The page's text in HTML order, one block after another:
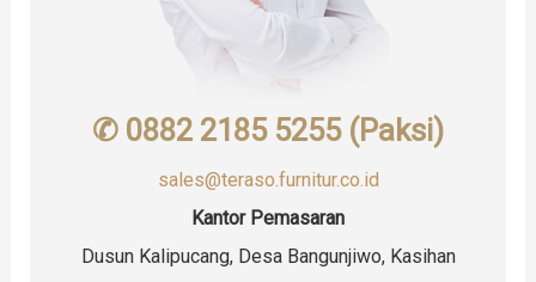
✆ 0882 2185 5255 (Paksi)
sales@teraso.furnitur.co.id
Kantor Pemasaran
Dusun Kalipucang, Desa Bangunjiwo, Kasihan